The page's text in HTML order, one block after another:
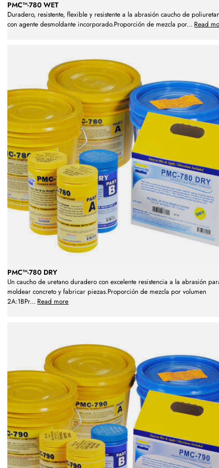
PMC™-780 WET
Duradero, resistente, flexible y resistente a la abrasión caucho de
con agente desmoldante incorporado.Proporción de mezcla por... Read
PMC™-780 DRY
Un caucho de uretano duradero con excelente resistencia a la abrasión
moldear concreto y fabricar piezas.Proporción de mezcla por volumen
2A:1BPr... Read more